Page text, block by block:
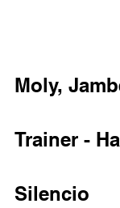
Moly,
Trainer -
Silencio